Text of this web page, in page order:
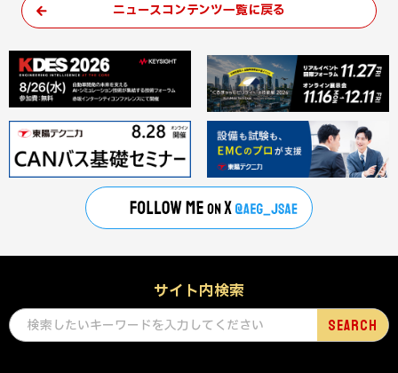
ニュースコンテンツ一覧に戻る
サイト内検索